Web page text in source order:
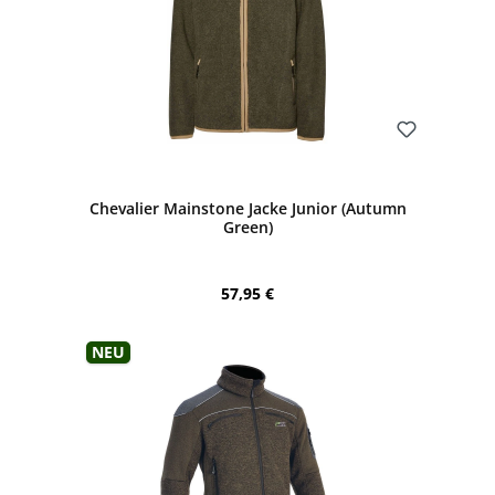
Chevalier Mainstone Jacke Junior (Autumn
Green)
Regulärer Preis:
57,95 €
Neu